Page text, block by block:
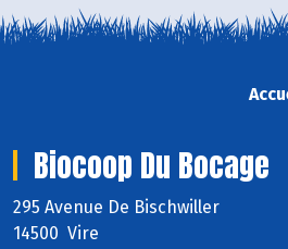
Biocoop Du Bocage
295 Avenue De Bischwiller
14500 Vire